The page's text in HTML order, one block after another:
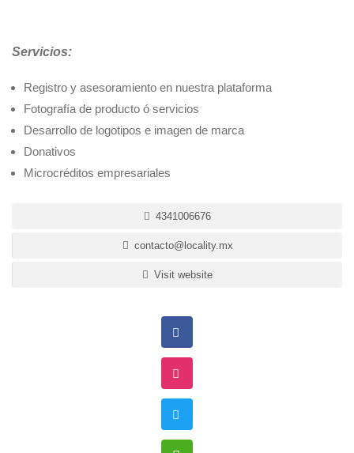
Servicios:
Registro y asesoramiento en nuestra plataforma
Fotografía de producto ó servicios
Desarrollo de logotipos e imagen de marca
Donativos
Microcréditos empresariales
4341006676
contacto@locality.mx
Visit website